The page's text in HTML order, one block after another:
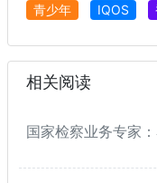
青少年
IQOS
相关阅读
国家检察业务专家